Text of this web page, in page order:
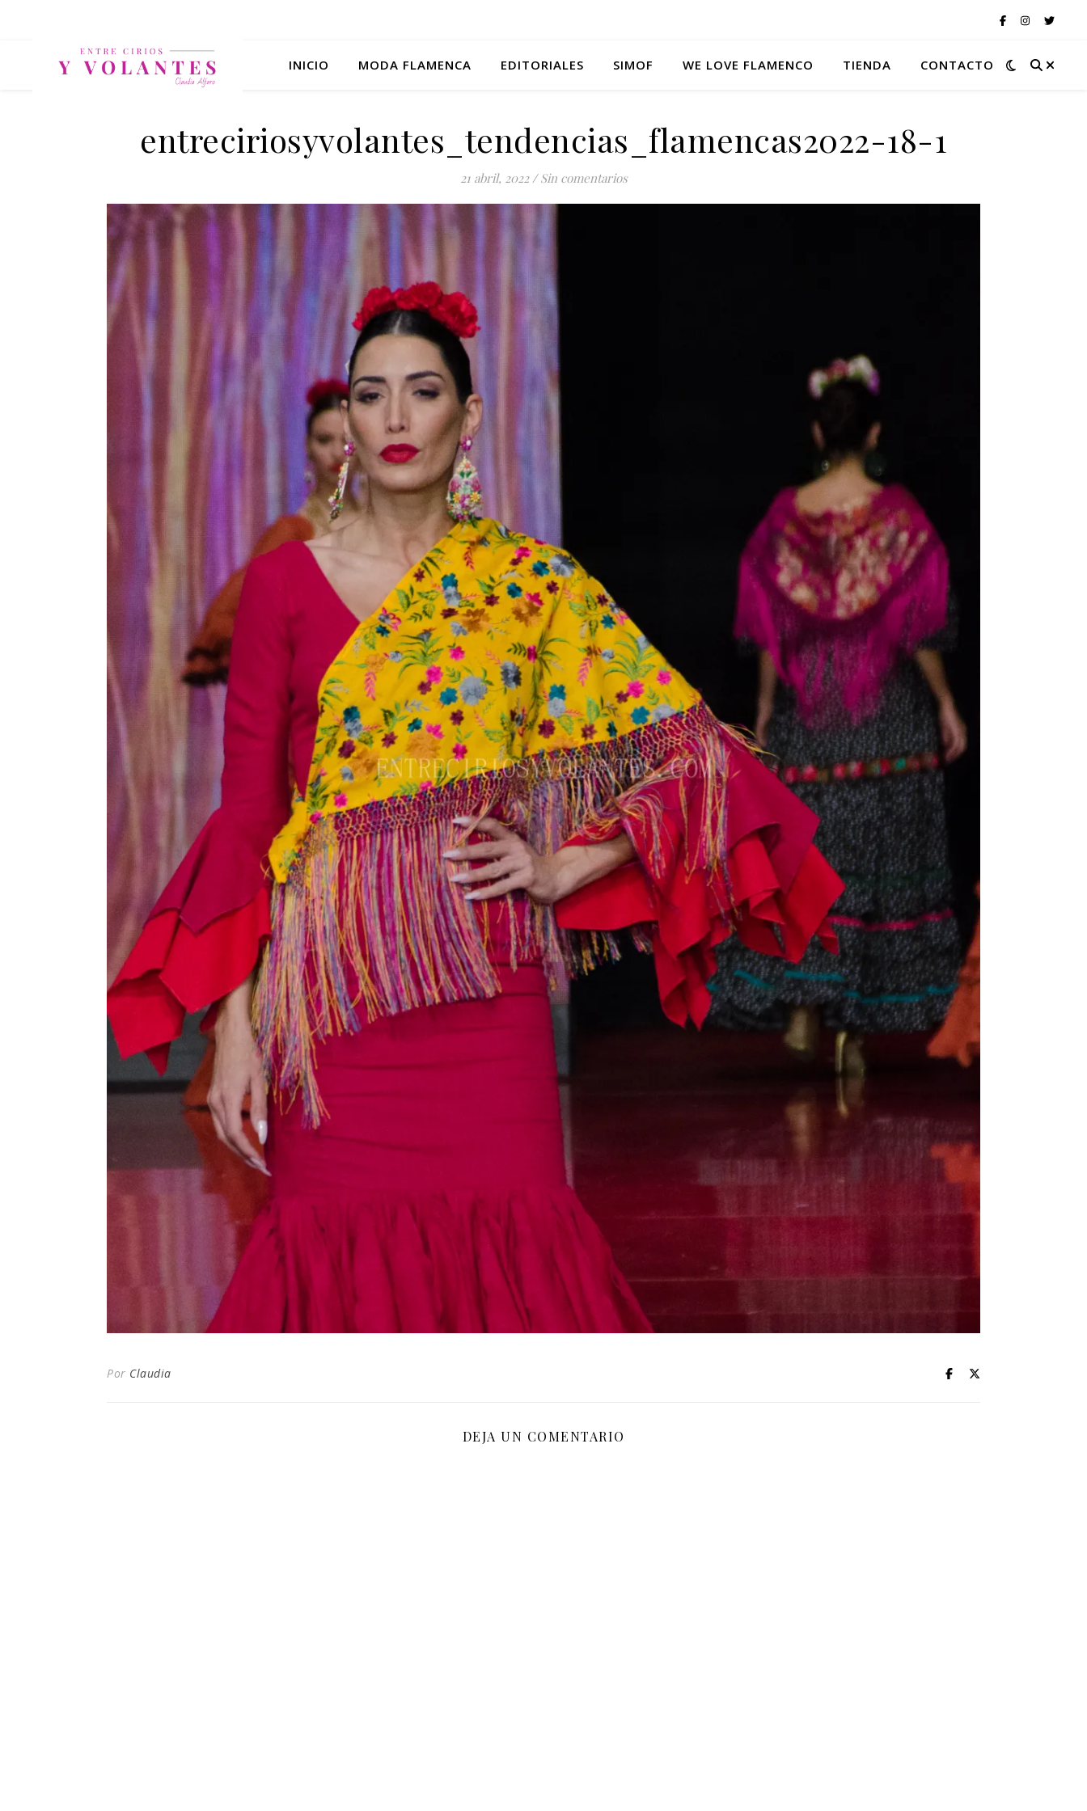
INICIO MODA FLAMENCA EDITORIALES SIMOF WE LOVE FLAMENCO TIENDA CONTACTO
entreciriosyvolantes_tendencias_flamencas2022-18-1
21 abril, 2022 / Sin comentarios
Por Claudia
DEJA UN COMENTARIO